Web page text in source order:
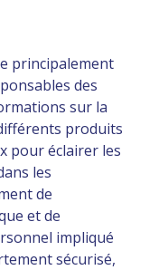
principalement
des
sur la
produits
pour éclairer les
les
de
et de
impliqué
sécurisé,